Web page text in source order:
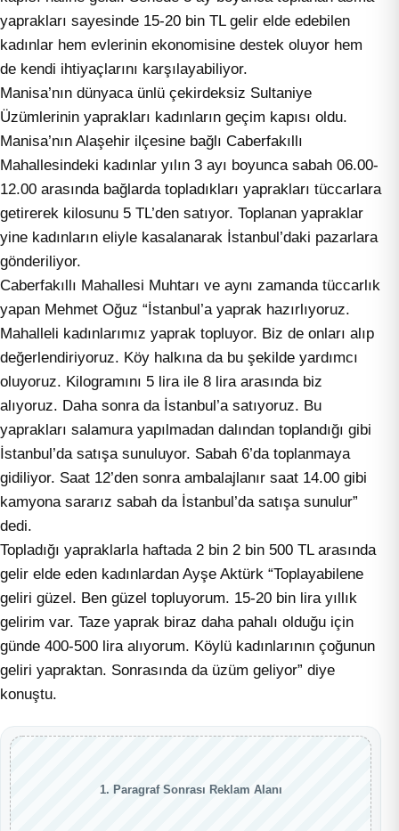
yaprakları sayesinde 15-20 bin TL gelir elde edebilen
kadınlar hem evlerinin ekonomisine destek oluyor hem
de kendi ihtiyaçlarını karşılayabiliyor.
Manisa’nın dünyaca ünlü çekirdeksiz Sultaniye
Üzümlerinin yaprakları kadınların geçim kapısı oldu.
Manisa’nın Alaşehir ilçesine bağlı Caberfakıllı
Mahallesindeki kadınlar yılın 3 ayı boyunca sabah 06.00-
12.00 arasında bağlarda topladıkları yaprakları tüccarlara
getirerek kilosunu 5 TL’den satıyor. Toplanan yapraklar
yine kadınların eliyle kasalanarak İstanbul’daki pazarlara
gönderiliyor.
Caberfakıllı Mahallesi Muhtarı ve aynı zamanda tüccarlık
yapan Mehmet Oğuz “İstanbul’a yaprak hazırlıyoruz.
Mahalleli kadınlarımız yaprak topluyor. Biz de onları alıp
değerlendiriyoruz. Köy halkına da bu şekilde yardımcı
oluyoruz. Kilogramını 5 lira ile 8 lira arasında biz
alıyoruz. Daha sonra da İstanbul’a satıyoruz. Bu
yaprakları salamura yapılmadan dalından toplandığı gibi
İstanbul’da satışa sunuluyor. Sabah 6’da toplanmaya
gidiliyor. Saat 12’den sonra ambalajlanır saat 14.00 gibi
kamyona sararız sabah da İstanbul’da satışa sunulur”
dedi.
Topladığı yapraklarla haftada 2 bin 2 bin 500 TL arasında
gelir elde eden kadınlardan Ayşe Aktürk “Toplayabilene
geliri güzel. Ben güzel topluyorum. 15-20 bin lira yıllık
gelirim var. Taze yaprak biraz daha pahalı olduğu için
günde 400-500 lira alıyorum. Köylü kadınlarının çoğunun
geliri yapraktan. Sonrasında da üzüm geliyor” diye
konuştu.
1. Paragraf Sonrası Reklam Alanı